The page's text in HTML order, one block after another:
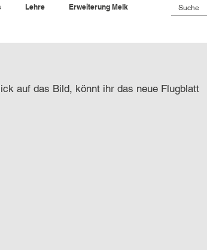
Lehre Erweiterung Melk
auf das Bild, könnt ihr das neue Flugblatt